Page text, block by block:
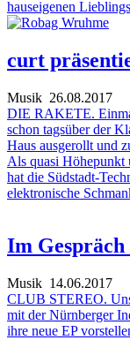
hauseigenen
curt
Musik 26.08.2017
DIE RAKETE.
schon tagsüber der
Haus ausgerollt und
Als quasi Höhepunkt
hat die Südstadt-
elektronische
Im
Musik 14.06.2017
CLUB STEREO.
mit der Nürnberger
ihre neue EP